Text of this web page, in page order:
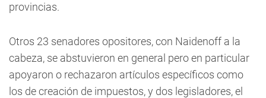
provincias.
Otros 23 senadores opositores, con Naidenoff a la
cabeza, se abstuvieron en general pero en particular
apoyaron o rechazaron artículos específicos como
los de creación de impuestos, y dos legisladores, el